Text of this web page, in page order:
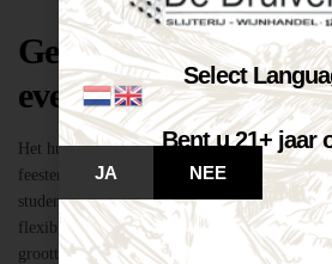
Geschikt voor elk
evenement
Het huren van een biertap in locatie Breda is
feesten thuis, maar ook voor
studentenfeestjes en verenigingsactiviteiten.
flexibiliteit van onze tapinstallaties kunnen
grootte en aard van elk evenement.
Select
Bent u 21+ jaar
JA NEE